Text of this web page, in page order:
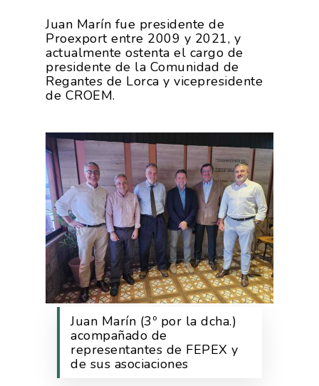
Juan Marín fue presidente de
Proexport entre 2009 y 2021, y
actualmente ostenta el cargo de
presidente de la Comunidad de
Regantes de Lorca y vicepresidente
de CROEM.
Juan Marín (3º por la dcha.)
acompañado de
representantes de FEPEX y
de sus asociaciones